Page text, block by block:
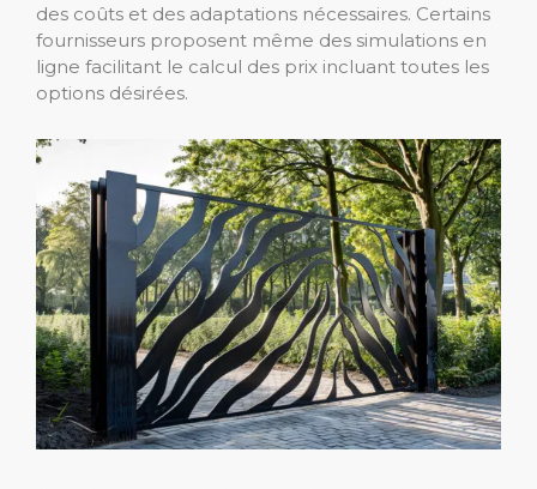
des coûts et des adaptations nécessaires. Certains
fournisseurs proposent même des simulations en
ligne facilitant le calcul des prix incluant toutes les
options désirées.